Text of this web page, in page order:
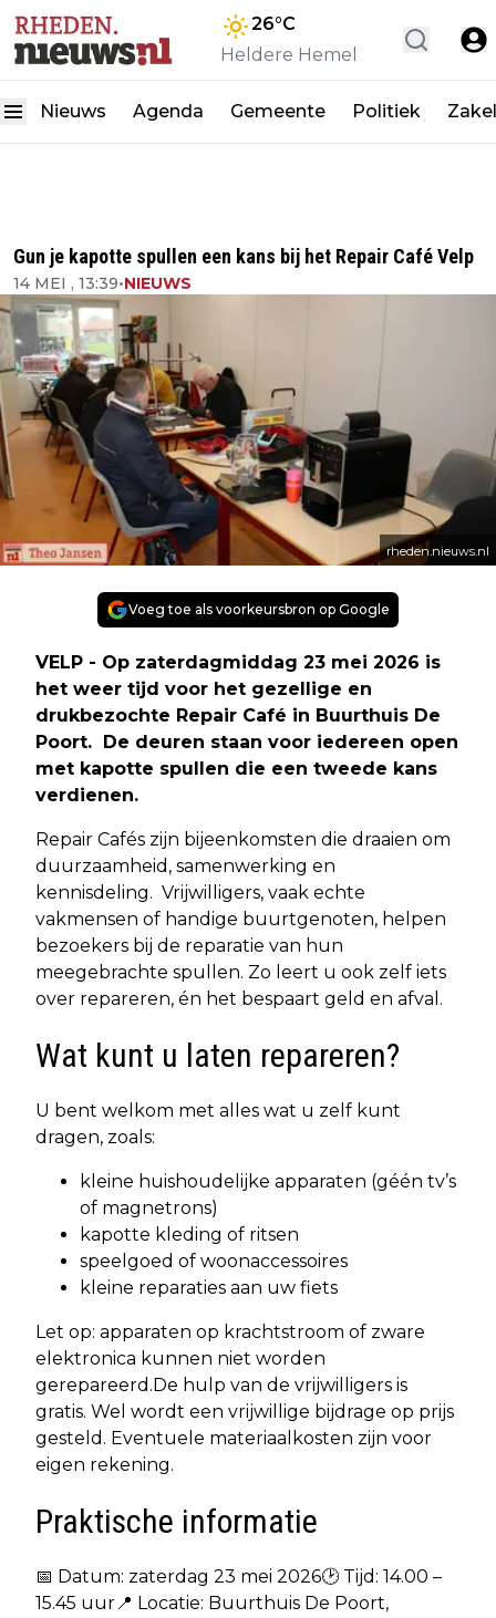
26°C
Heldere Hemel
Nieuws Agenda Gemeente Politiek
Gun je kapotte spullen een kans bij het Repair Café Velp
14 MEI , 13:39•NIEUWS
rheden.nieuws.nl
Voeg toe als voorkeursbron op Google
VELP - Op zaterdagmiddag 23 mei 2026 is
het weer tijd voor het gezellige en
drukbezochte Repair Café in Buurthuis De
Poort. De deuren staan voor iedereen open
met kapotte spullen die een tweede kans
verdienen.
Repair Cafés zijn bijeenkomsten die draaien om
duurzaamheid, samenwerking en
kennisdeling. Vrijwilligers, vaak echte
vakmensen of handige buurtgenoten, helpen
bezoekers bij de reparatie van hun
meegebrachte spullen. Zo leert u ook zelf iets
over repareren, én het bespaart geld en afval.
Wat kunt u laten repareren?
U bent welkom met alles wat u zelf kunt
dragen, zoals:
kleine huishoudelijke apparaten (géén tv’s
of magnetrons)
kapotte kleding of ritsen
speelgoed of woonaccessoires
kleine reparaties aan uw fiets
Let op: apparaten op krachtstroom of zware
elektronica kunnen niet worden
gerepareerd.De hulp van de vrijwilligers is
gratis. Wel wordt een vrijwillige bijdrage op prijs
gesteld. Eventuele materiaalkosten zijn voor
eigen rekening.
Praktische informatie
📅 Datum: zaterdag 23 mei 2026🕑 Tijd: 14.00 –
15.45 uur📍 Locatie: Buurthuis De Poort,